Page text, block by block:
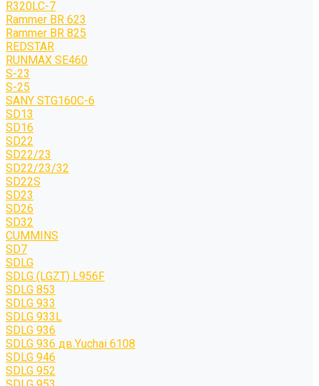
R320LC-7
Rammer BR 623
Rammer BR 825
REDSTAR
RUNMAX SE460
S-23
S-25
SANY STG160C-6
SD13
SD16
SD22
SD22/23
SD22/23/32
SD22S
SD23
SD26
SD32
CUMMINS
SD7
SDLG
SDLG (LGZT) L956F
SDLG 853
SDLG 933
SDLG 933L
SDLG 936
SDLG 936 дв.Yuchai 6108
SDLG 946
SDLG 952